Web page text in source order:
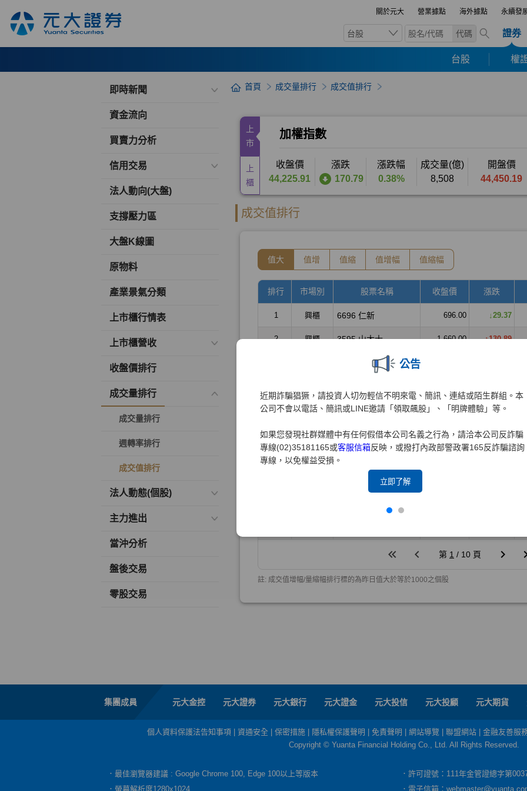
關於元大 營業據點 海外據點 永續發
台股 代碼 證券
台股 權
公告
近期詐騙猖獗，請投資人切勿輕信不明來電、簡訊、連結或陌生群組。本
公司不會以電話、簡訊或LINE邀請「領取飆股」、「明牌體驗」等。
如果您發現社群媒體中有任何假借本公司名義之行為，請洽本公司反詐騙
專線(02)35181165或客服信箱反映，或撥打內政部警政署165反詐騙諮詢
專線，以免權益受損。
立即了解
即時新聞
資金流向
買賣力分析
信用交易
法人動向(大盤)
支撐壓力區
大盤K線圖
原物料
產業景氣分類
上市櫃行情表
上市櫃營收
收盤價排行
成交量排行
成交量排行
週轉率排行
成交值排行
法人動態(個股)
主力進出
當沖分析
盤後交易
零股交易
首頁 成交量排行 成交值排行
集團成員 元大金控 元大證券 元大銀行 元大證金 元大投信 元大投顧 元大期貨
個人資料保護法告知事項 資通安全 保密措施 隱私權保護聲明 免責聲明 網站導覽 聯盟網站
金融友善服
Copyright © Yuanta Financial Holding Co., Ltd. All Rights Reserved.
．最佳瀏覽器建議 : Google Chrome 100, Edge 100以上等版本
．許可證號：111年金管證總字第
．螢幕解析度1280x1024
．電子信箱：